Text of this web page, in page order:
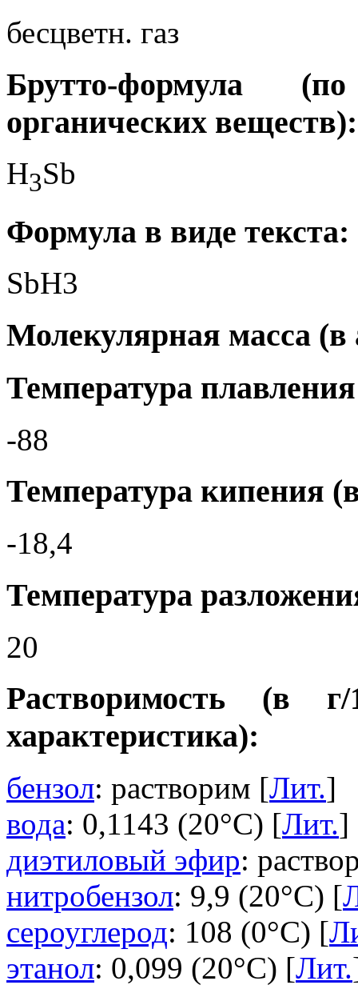
бесцветн. газ
Брутто-формула
органических веществ):
H3Sb
Формула в виде текста:
SbH3
Молекулярная масса (в
Температура
-88
Температура кипения
-18,4
Температура
20
Растворимость (в
характеристика):
бензол: растворим [Лит.]
вода: 0,1143 (20°C) [Лит.]
диэтиловый эфир:
нитробензол: 9,9 (20°C) [
сероуглерод: 108 (0°C) [
этанол: 0,099 (20°C) [Лит.